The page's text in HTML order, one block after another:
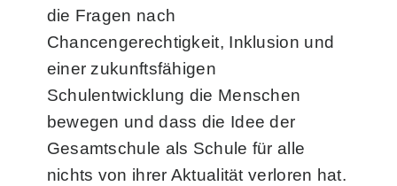
die Fragen nach
Chancengerechtigkeit, Inklusion und
einer zukunftsfähigen
Schulentwicklung die Menschen
bewegen und dass die Idee der
Gesamtschule als Schule für alle
nichts von ihrer Aktualität verloren hat.